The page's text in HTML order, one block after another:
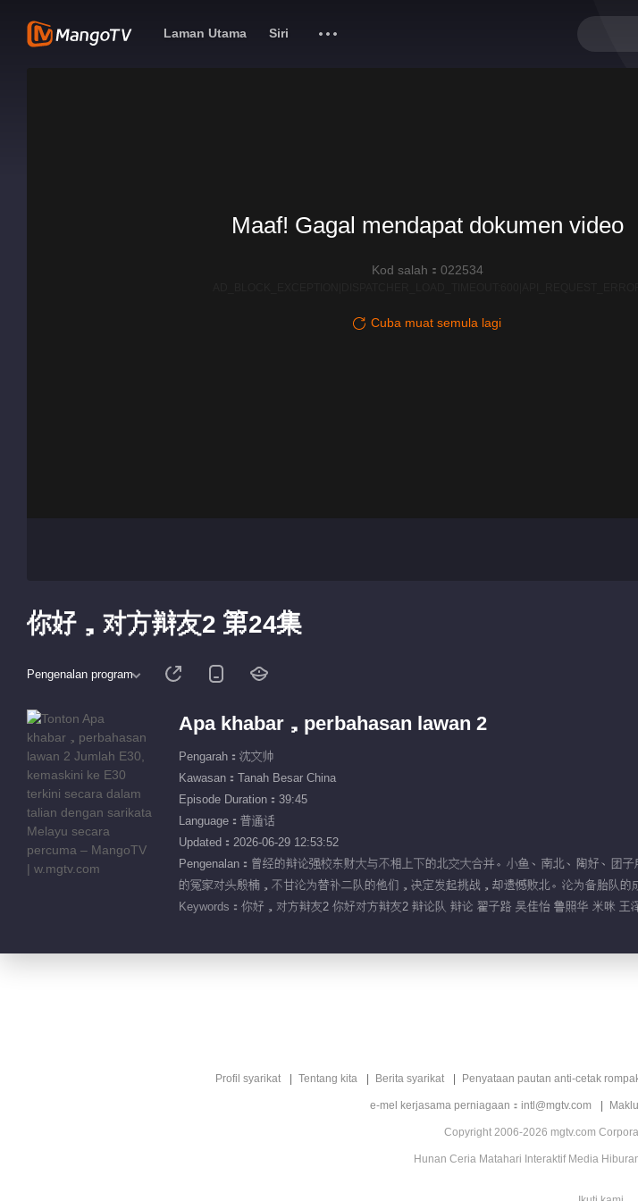
Laman Utama Siri
Maaf! Gagal mendapat dokumen video
Kod salah：022534
Cuba muat semula lagi
你好，对方辩友2 第24集
Pengenalan program
Apa khabar，perbahasan lawan 2
Pengarah：沈文帅
Kawasan：Tanah Besar China
Episode Duration：39:45
Language：普通话
Updated：2026-06-29 12:53:52
Pengenalan：曾经的辩论强校东财大与不相上下的北交大合并。小鱼、南北、陶好、团
的冤家对头殷楠，不甘沦为替补二队的他们，决定发起挑战，却遗憾败北。沦为备胎队
Keywords： 你好，对方辩友2 你好对方辩友2 辩论队 辩论 翟子路 吴佳怡 鲁照华 米咪 王
Profil syarikat Tentang kita Berita syarikat Penyataan pautan anti-cetak
e-mel kerjasama perniagaan：intl@mgtv.com
Copyright 2006-2026 mgtv.com
Hunan Ceria Matahari Interaktif Media